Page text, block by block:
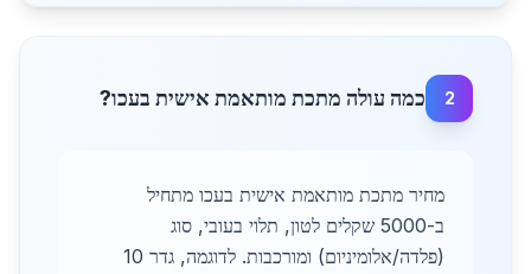
2 כמה עולה מתכת מותאמת אישית בעכו?
מחיר מתכת מותאמת אישית בעכו מתחיל
ב-5000 שקלים לטון, תלוי בעובי, סוג
(פלדה/אלומיניום) ומורכבות. לדוגמה, גדר 10